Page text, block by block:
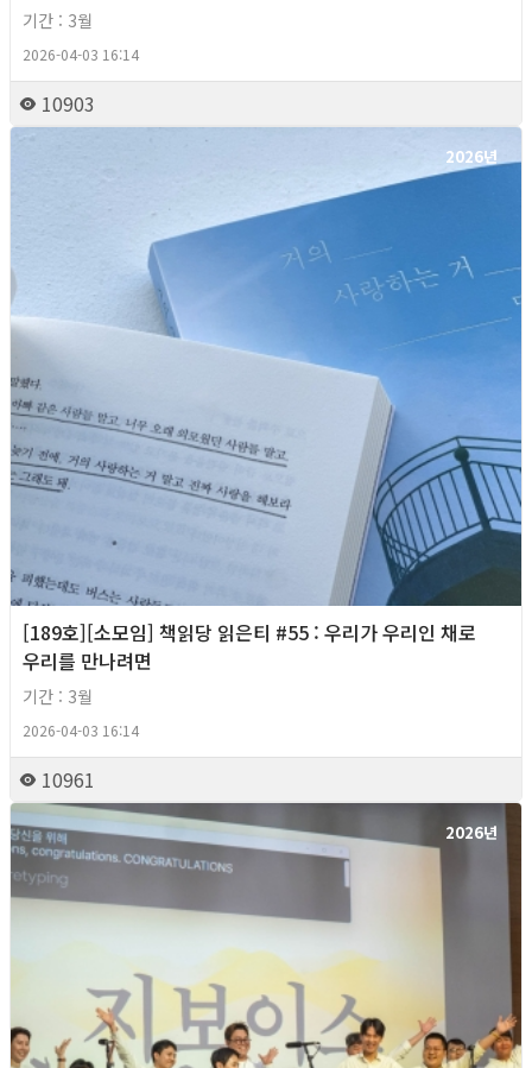
기간 : 3월
2026-04-03 16:14
10903
2026년
[189호][소모임] 책읽당 읽은티 #55 : 우리가 우리인 채로
우리를 만나려면
기간 : 3월
2026-04-03 16:14
10961
2026년